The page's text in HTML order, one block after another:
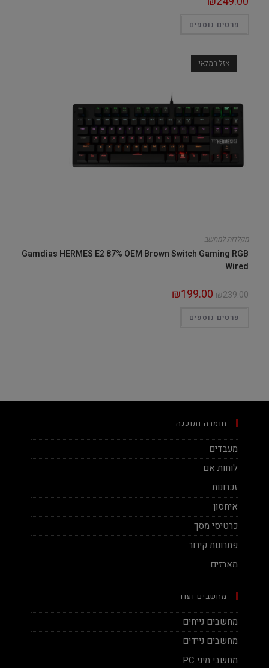
פרטים נוספים
אזל המלאי
מקלדות למחשב
Gamdias HERMES E2 87% OEM Brown Switch Gaming RGB
Wired
₪239.00
₪199.00
פרטים נוספים
חומרה ותוכנה
מעבדים
לוחות אם
זכרונות
איחסון
כרטיסי מסך
פתרונות קירור
מארזים
מחשבים ועוד
מחשבים נייחים
מחשבים ניידים
מחשבי מיני PC